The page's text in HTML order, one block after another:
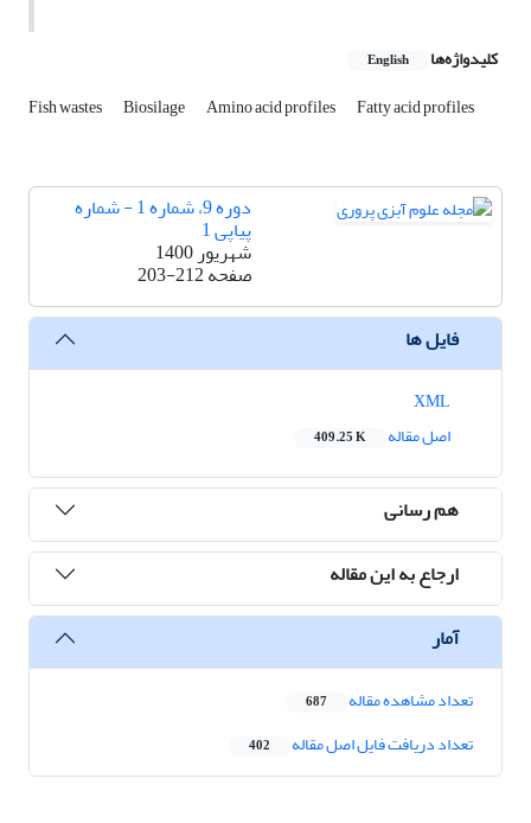
کلیدواژه‌ها English
Fish wastes Biosilage Amino acid profiles Fatty acid profiles
دوره 9، شماره 1 - شماره
پیاپی 1
شهریور 1400
صفحه203-212
فایل ها
اصل مقاله
409.25 K
هم رسانی
ارجاع به این مقاله
آمار
تعداد مشاهده مقاله 687
تعداد دریافت فایل اصل مقاله 402